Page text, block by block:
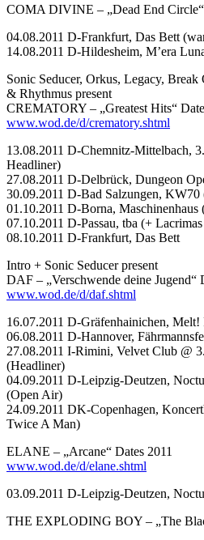
COMA DIVINE – „Dead End Circle“
04.08.2011 D-Frankfurt, Das Bett
14.08.2011 D-Hildesheim, M’era
Sonic Seducer, Orkus, Legacy,
& Rhythmus present
CREMATORY – „Greatest Hits“
www.wod.de/d/crematory.shtml
13.08.2011 D-Chemnitz-Mittelbach,
Headliner)
27.08.2011 D-Delbrück, Dungeon
30.09.2011 D-Bad Salzungen, KW70
01.10.2011 D-Borna, Maschinenhaus
07.10.2011 D-Passau, tba (+
08.10.2011 D-Frankfurt, Das Bett
Intro + Sonic Seducer present
DAF – „Verschwende deine Jugend“
www.wod.de/d/daf.shtml
16.07.2011 D-Gräfenhainichen, Melt!
06.08.2011 D-Hannover,
27.08.2011 I-Rimini, Velvet Club @
(Headliner)
04.09.2011 D-Leipzig-Deutzen,
(Open Air)
24.09.2011 DK-Copenhagen,
Twice A Man)
ELANE – „Arcane“ Dates 2011
www.wod.de/d/elane.shtml
03.09.2011 D-Leipzig-Deutzen,
THE EXPLODING BOY – „The